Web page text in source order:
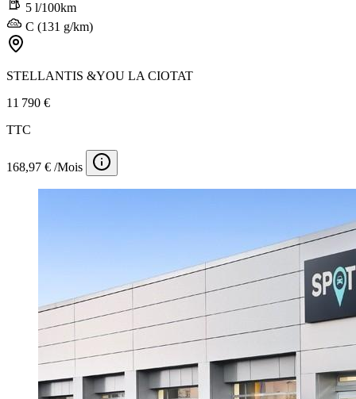
5 l/100km
C (131 g/km)
STELLANTIS &YOU LA CIOTAT
11 790 €
TTC
168,97 € /Mois